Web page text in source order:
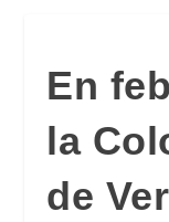
En
la
de